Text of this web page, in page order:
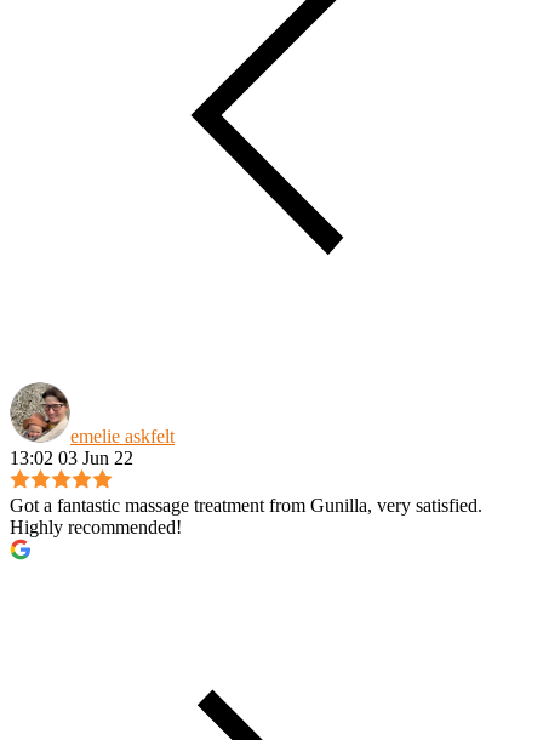
emelie askfelt
13:02 03 Jun 22
Got a fantastic massage treatment from Gunilla, very satisfied.
Highly recommended!